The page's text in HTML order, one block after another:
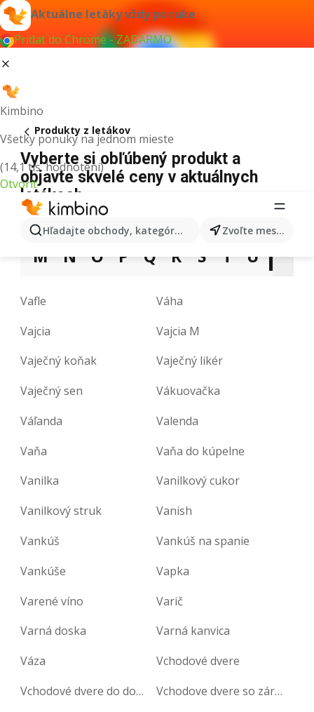
Aktuálne letáky vždy po ruke
Pridať do Chrome - ZADARMO
Kimbino
Všetky ponuky na jednom mieste
(14,1 tis. hodnotení)
Otvoriť
Hľadajte obchody, kategórie, produkty... Zvoľte mesto
Produkty z letákov
Vyberte si obľúbený produkt a
objavte skvelé ceny v aktuálnych
letákoch
3 5 9 A B C E F G
M
N O P Q R S T U V
Vafle
Váha
Vajcia
Vajcia M
Vaječný koňak
Vaječný likér
Vaječný sen
Vákuovačka
Váľanda
Valenda
Vaňa
Vaňa do kúpelne
Vanilka
Vanilkový cukor
Vanilkový struk
Vanish
Vankúš
Vankúš na spanie
Vankúše
Vapka
Varené víno
Varič
Varná doska
Varná kanvica
Váza
Vchodové dvere
Vchodové dvere do domu
Vchodove dvere so zárubňou